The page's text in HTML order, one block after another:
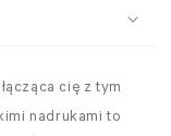
cię z tym
nadrukami to